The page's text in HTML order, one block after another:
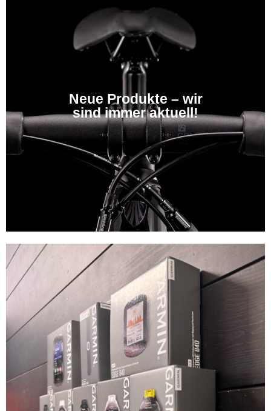
Neue Produkte – wir
sind immer aktuell!